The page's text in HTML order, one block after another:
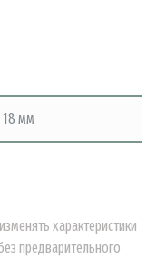
18 мм
характеристики
предварительного